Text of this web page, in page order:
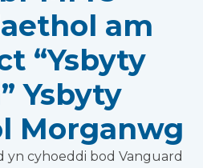
am
“Ysbyty
Ysbyty
Morganwg
yn cyhoeddi bod Vanguard